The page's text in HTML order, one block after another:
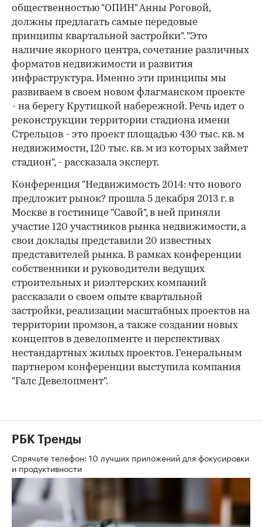
общественностью "ОПИН" Анны Роговой,
должны предлагать самые передовые
принципы квартальной застройки". "Это
наличие якорного центра, сочетание различных
форматов недвижимости и развития
инфраструктура. Именно эти принципы мы
развиваем в своем новом флагманском проекте
- на берегу Крутицкой набережной. Речь идет о
реконструкции территории стадиона имени
Стрельцов - это проект площадью 430 тыс. кв. м
недвижимости, 120 тыс. кв. м из которых займет
стадион", - рассказала эксперт.
Конференция "Недвижимость 2014: что нового
предложит рынок? прошла 5 декабря 2013 г. в
Москве в гостинице "Савой", в ней приняли
участие 120 участников рынка недвижимости, а
свои доклады представили 20 известных
представителей рынка. В рамках конференции
собственники и руководители ведущих
строительных и риэлтерских компаний
рассказали о своем опыте квартальной
застройки, реализации масштабных проектов на
территории промзон, а также создании новых
концептов в девелопменте и перспективах
нестандартных жилых проектов. Генеральным
партнером конференции выступила компания
"Галс Девелопмент".
РБК Тренды
Спрячьте телефон: 10 лучших приложений для фокусировки
и продуктивности